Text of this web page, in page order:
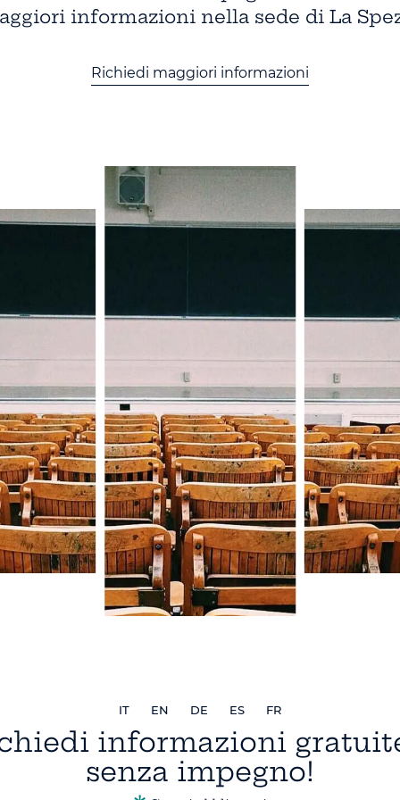
informazioni nella sede di La
Richiedi maggiori informazioni
IT EN DE ES FR
informazioni
senza impegno!